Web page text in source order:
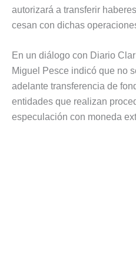
autorizará a transferir
cesan con dichas
En un diálogo con Diario
Miguel Pesce indicó que no
adelante transferencia de
entidades que realizan
especulación con moneda